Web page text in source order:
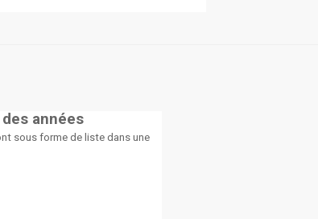
années
sous forme de liste dans une